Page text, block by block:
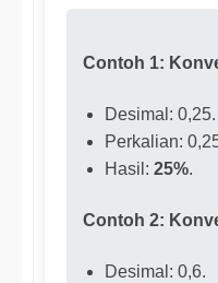
Contoh 1:
Desimal: 0,25.
Perkalian:
Hasil: 25%.
Contoh 2:
Desimal: 0,6.